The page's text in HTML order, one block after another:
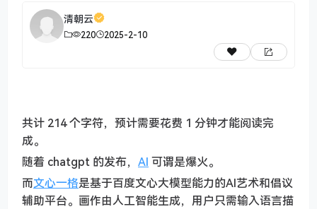
清朝云
220 2025-2-10
共计 214 个字符，预计需要花费 1 分钟才能阅读完
成。
随着 chatgpt 的发布， AI 可谓是爆火。
而文心一格是基于百度文心大模型能力的AI艺术和倡议
辅助平台。画作由人工智能生成，用户只需输入语言描